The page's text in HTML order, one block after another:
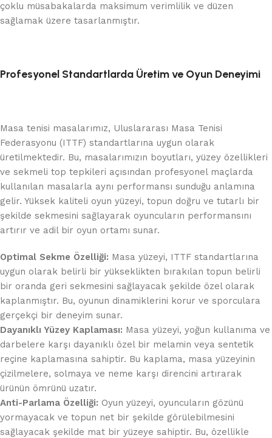
çoklu müsabakalarda maksimum verimlilik ve düzen
sağlamak üzere tasarlanmıştır.
Profesyonel Standartlarda Üretim ve Oyun Deneyimi
Masa tenisi masalarımız, Uluslararası Masa Tenisi
Federasyonu (ITTF) standartlarına uygun olarak
üretilmektedir. Bu, masalarımızın boyutları, yüzey özellikleri
ve sekmeli top tepkileri açısından profesyonel maçlarda
kullanılan masalarla aynı performansı sunduğu anlamına
gelir. Yüksek kaliteli oyun yüzeyi, topun doğru ve tutarlı bir
şekilde sekmesini sağlayarak oyuncuların performansını
artırır ve adil bir oyun ortamı sunar.
Optimal Sekme Özelliği: Masa yüzeyi, ITTF standartlarına
uygun olarak belirli bir yükseklikten bırakılan topun belirli
bir oranda geri sekmesini sağlayacak şekilde özel olarak
kaplanmıştır. Bu, oyunun dinamiklerini korur ve sporculara
gerçekçi bir deneyim sunar.
Dayanıklı Yüzey Kaplaması: Masa yüzeyi, yoğun kullanıma ve
darbelere karşı dayanıklı özel bir melamin veya sentetik
reçine kaplamasına sahiptir. Bu kaplama, masa yüzeyinin
çizilmelere, solmaya ve neme karşı direncini artırarak
ürünün ömrünü uzatır.
Anti-Parlama Özelliği: Oyun yüzeyi, oyuncuların gözünü
yormayacak ve topun net bir şekilde görülebilmesini
sağlayacak şekilde mat bir yüzeye sahiptir. Bu, özellikle